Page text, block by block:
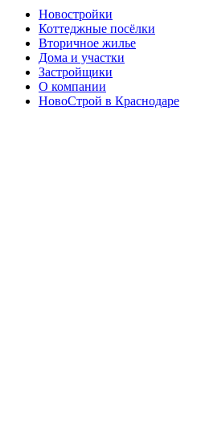
Новостройки
Коттеджные посёлки
Вторичное жилье
Дома и участки
Застройщики
О компании
НовоСтрой в Краснодаре